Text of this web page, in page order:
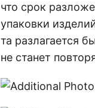
что срок
упаковки
та разлагается
не станет